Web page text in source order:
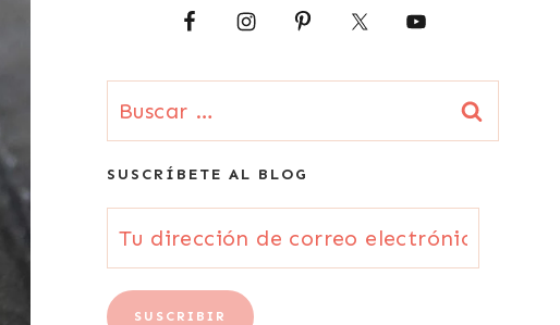
Buscar:
SUSCRÍBETE AL BLOG
Tu
dirección
de
SUSCRIBIR